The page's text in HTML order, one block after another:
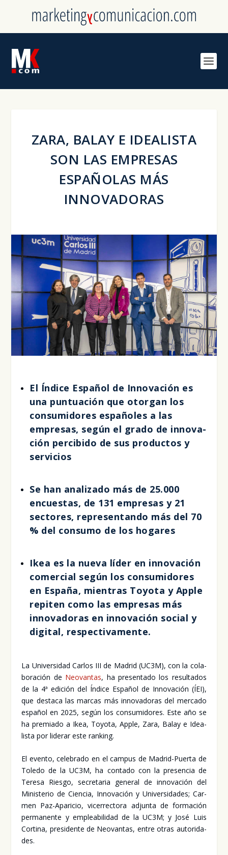
ZARA, BALAY E IDEALISTA
SON LAS EMPRESAS
ESPAÑOLAS MÁS
INNOVADORAS
El Índi­ce Espa­ñol de Inno­va­ción es
una pun­tua­ción que otor­gan los
con­su­mi­do­res espa­ño­les a las
empre­sas, según el gra­do de inno­va­
ción per­ci­bi­do de sus pro­duc­tos y
ser­vi­cios
Se han ana­li­za­do más de 25.000
encues­tas, de 131 empre­sas y 21
sec­to­res, repre­sen­tan­do más del 70
% del con­su­mo de los hoga­res
Ikea es la nue­va líder en inno­va­ción
comer­cial según los con­su­mi­do­res
en Espa­ña, mien­tras Toyo­ta y Apple
repi­ten como las empre­sas más
inno­va­do­ras en inno­va­ción social y
digi­tal, res­pec­ti­va­men­te.
La Uni­ver­si­dad Car­los III de Madrid (UC3M), con la cola­
bo­ra­ción de Neo­van­tas, ha pre­sen­ta­do los resul­ta­dos
de la 4ª edi­ción del Índi­ce Espa­ñol de Inno­va­ción (ÍEI),
que des­ta­ca las mar­cas más inno­va­do­ras del mer­ca­do
espa­ñol en 2025, según los con­su­mi­do­res. Este año se
ha pre­mia­do a Ikea, Toyo­ta, Apple, Zara, Balay e Idea­
lis­ta por lide­rar este ran­king.
El even­to, cele­bra­do en el cam­pus de Madrid-Puer­ta de
Tole­do de la UC3M, ha con­ta­do con la pre­sen­cia de
Tere­sa Ries­go, secre­ta­ria gene­ral de inno­va­ción del
Minis­te­rio de Cien­cia, Inno­va­ción y Uni­ver­si­da­des; Car­
men Paz-Apa­ri­cio, vice­rrec­to­ra adjun­ta de for­ma­ción
per­ma­nen­te y emplea­bi­li­dad de la UC3M; y José Luis
Cor­ti­na, pre­si­den­te de Neo­van­tas, entre otras auto­ri­da­
des.